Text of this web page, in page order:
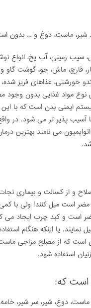
شیر، ماست، دوغ و … بدون
زمینی، آب یخ، انواع
قارچ، ماش، جو، گوشت گاو
خورشتی، غذاهای فریز
مواد غذایی بدون وجود
ایمنی بدن است که با
آسیب پذیر تر می شود. در
می نامند بهترین
و از کسالت و بیماری
مضر است میل کنند! ولی با
است و کبد چرب ایجاد می
یا اینکه هنگام
است که از مصلح مزاجی ماست
استفاده شود.
است که:
دوغ، شیر، سر شیر،